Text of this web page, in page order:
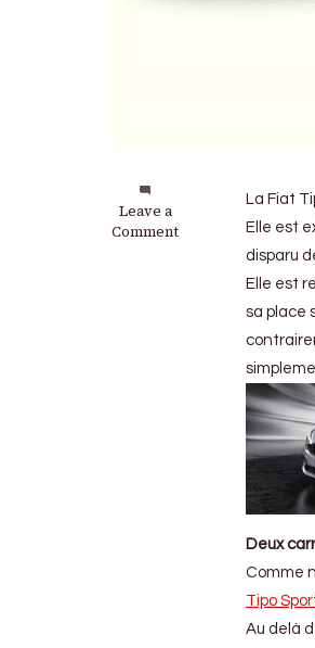
Leave a
Comment
on
Fiat
La Fiat
Elle est
disparu
Elle est
sa place
Deux
Comme
Tipo
Au delà